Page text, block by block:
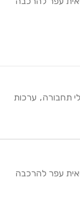
תחבורה, ערכות
עפר להרכבה